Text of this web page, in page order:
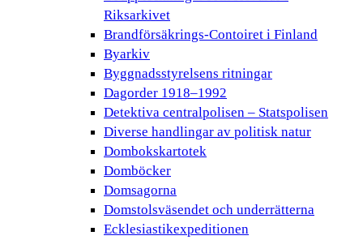
Riksarkivet
Brandförsäkrings-Contoiret i Finland
Byarkiv
Byggnadsstyrelsens ritningar
Dagorder 1918–1992
Detektiva centralpolisen – Statspolisen
Diverse handlingar av politisk natur
Dombokskartotek
Domböcker
Domsagorna
Domstolsväsendet och underrätterna
Ecklesiastikexpeditionen